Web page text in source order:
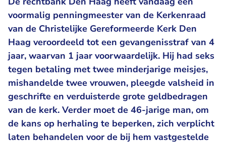
voormalig penningmeester van de Kerkenraad
van de Christelijke Gereformeerde Kerk Den
Haag veroordeeld tot een gevangenisstraf van 4
jaar, waarvan 1 jaar voorwaardelijk. Hij had seks
tegen betaling met twee minderjarige meisjes,
mishandelde twee vrouwen, pleegde valsheid in
geschrifte en verduisterde grote geldbedragen
van de kerk. Verder moet de 46-jarige man, om
de kans op herhaling te beperken, zich verplicht
laten behandelen voor de bij hem vastgestelde